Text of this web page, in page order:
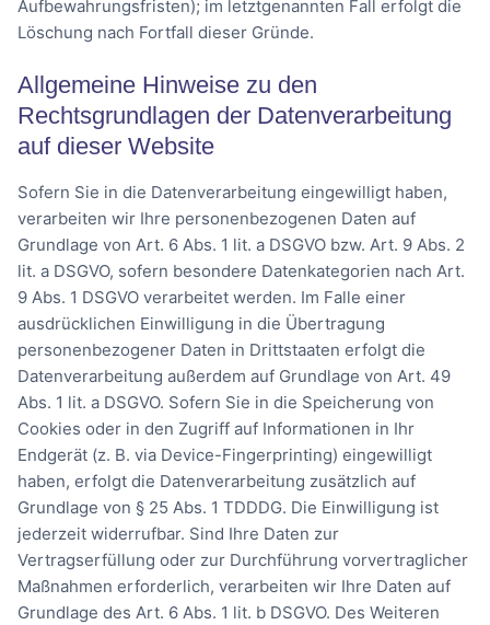
Aufbewahrungsfristen); im letztgenannten Fall erfolgt die
Löschung nach Fortfall dieser Gründe.
Allgemeine Hinweise zu den
Rechtsgrundlagen der Datenverarbeitung
auf dieser Website
Sofern Sie in die Datenverarbeitung eingewilligt haben,
verarbeiten wir Ihre personenbezogenen Daten auf
Grundlage von Art. 6 Abs. 1 lit. a DSGVO bzw. Art. 9 Abs. 2
lit. a DSGVO, sofern besondere Datenkategorien nach Art.
9 Abs. 1 DSGVO verarbeitet werden. Im Falle einer
ausdrücklichen Einwilligung in die Übertragung
personenbezogener Daten in Drittstaaten erfolgt die
Datenverarbeitung außerdem auf Grundlage von Art. 49
Abs. 1 lit. a DSGVO. Sofern Sie in die Speicherung von
Cookies oder in den Zugriff auf Informationen in Ihr
Endgerät (z. B. via Device-Fingerprinting) eingewilligt
haben, erfolgt die Datenverarbeitung zusätzlich auf
Grundlage von § 25 Abs. 1 TDDDG. Die Einwilligung ist
jederzeit widerrufbar. Sind Ihre Daten zur
Vertragserfüllung oder zur Durchführung vorvertraglicher
Maßnahmen erforderlich, verarbeiten wir Ihre Daten auf
Grundlage des Art. 6 Abs. 1 lit. b DSGVO. Des Weiteren